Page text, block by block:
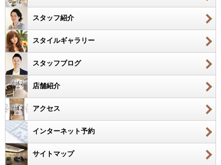
スタッフ紹介
スタイルギャラリー
スタッフブログ
店舗紹介
アクセス
インターネット予約
サイトマップ